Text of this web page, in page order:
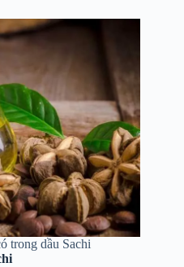
trong dầu Sachi